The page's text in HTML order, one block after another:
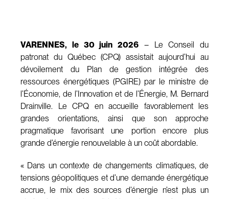
VARENNES, le 30 juin 2026 – Le Conseil du
patronat du Québec (CPQ) assistait aujourd’hui au
dévoilement du Plan de gestion intégrée des
ressources énergétiques (PGIRE) par le ministre de
l’Économie, de l’Innovation et de l’Énergie, M. Bernard
Drainville. Le CPQ en accueille favorablement les
grandes orientations, ainsi que son approche
pragmatique favorisant une portion encore plus
grande d’énergie renouvelable à un coût abordable.
« Dans un contexte de changements climatiques, de
tensions géopolitiques et d’une demande énergétique
accrue, le mix des sources d’énergie n’est plus un